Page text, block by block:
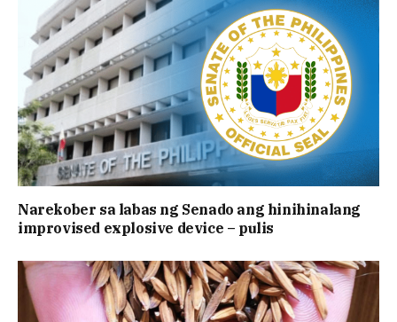
Narekober sa labas ng Senado ang hinihinalang
improvised explosive device – pulis